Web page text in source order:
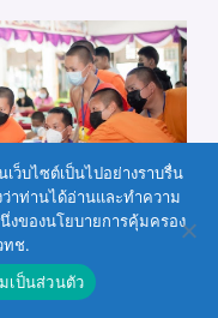
ว็บไซต์เป็นไปอย่างราบรื่น
าท่านได้อ่านและทำความ
งของนโยบายการคุ้มครอง
ทช.
เป็นส่วนตัว